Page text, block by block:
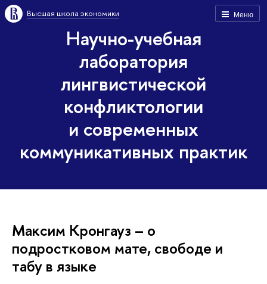
Меню
Высшая школа экономики
Научно-учебная
лаборатория
лингвистической
конфликтологии
и современных
коммуникативных практик
Максим Кронгауз – о
подростковом мате, свободе и
табу в языке